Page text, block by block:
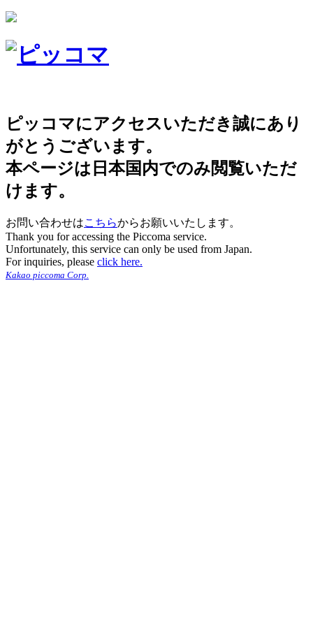
ピッコマにアクセスいただき誠にあり
がとうございます。
本ページは日本国内でのみ閲覧いただ
けます。
お問い合わせはこちらからお願いいたします。
Thank you for accessing the Piccoma service.
Unfortunately, this service can only be used from Japan.
For inquiries, please click here.
Kakao piccoma Corp.